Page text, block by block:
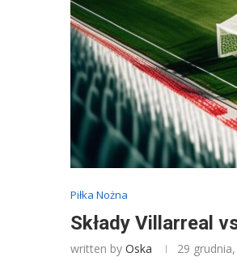
Piłka Nożna
Składy Villarreal
written by Oska 29